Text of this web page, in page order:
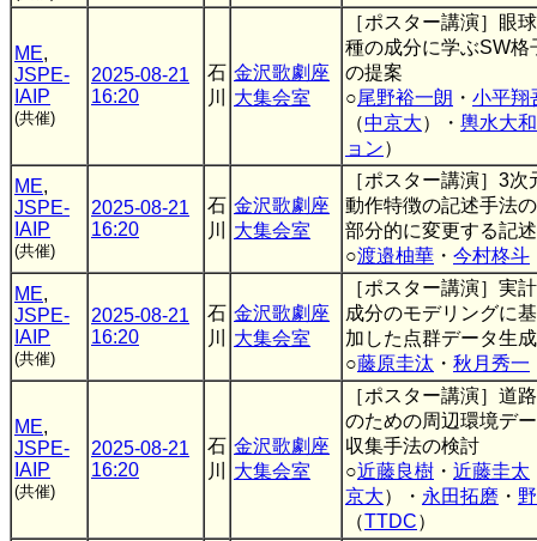
ME,
JSPE-
IAIP
(共催)
2025-08-21
16:20
石
川
金沢歌劇座
大集会室
［ポスター講演］眼
種の成分に学ぶSW
の提案
○尾野裕一朗 ・ 小平翔
（中京大）・ 輿水大和
ョン）
ME,
JSPE-
IAIP
(共催)
2025-08-21
16:20
石
川
金沢歌劇座
大集会室
［ポスター講演］3
動作特徴の記述手法
部分的に変更する記
○渡邉柚華 ・ 今村柊斗
ME,
JSPE-
IAIP
(共催)
2025-08-21
16:20
石
川
金沢歌劇座
大集会室
［ポスター講演］実
成分のモデリングに
加した点群データ生成
○藤原圭汰 ・ 秋月秀一
ME,
JSPE-
IAIP
(共催)
2025-08-21
16:20
石
川
金沢歌劇座
大集会室
［ポスター講演］道
のための周辺環境デ
収集手法の検討
○近藤良樹 ・ 近藤圭太
京大）・ 永田拓磨 ・
（TTDC）